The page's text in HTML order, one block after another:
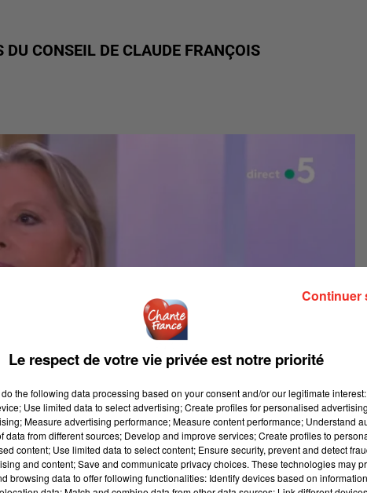
CONSEIL DE CLAUDE FRANÇOIS
Le respect de votre vie privée est notre priorité
do the following data processing based on your consent and/or our legitimate
Use limited data to select advertising; Create profiles for personalised
Measure advertising performance; Measure content performance; Understand
data from different sources; Develop and improve services; Create profiles to
content; Use limited data to select content; Ensure security, prevent and detect
and content; Save and communicate privacy choices. These technologies may
browsing data to offer following functionalities: Identify devices based on
Continuer